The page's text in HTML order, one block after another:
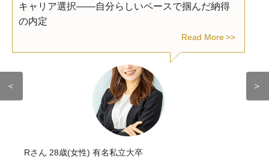
＜
キャリア選択――自分らしいペースで掴んだ納得
の内定
Read More
Rさん 28歳(女性) 有名私立大卒
＞